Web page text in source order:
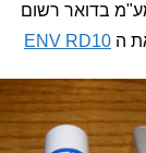
ה ENV RD10